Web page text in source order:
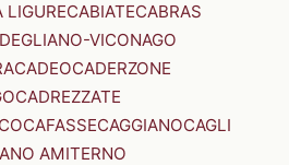
LIGURECABIATECABRAS
VICONAGO
CADEOCADERZONE
CADREZZATE
CAFASSECAGGIANOCAGLI
AMITERNO